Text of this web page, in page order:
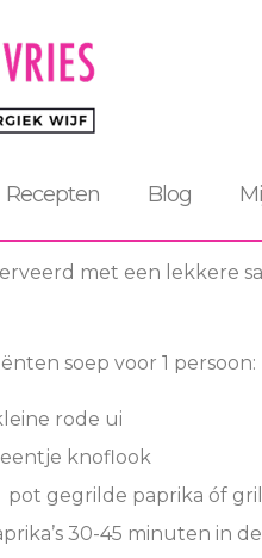
Recepten Blog
met een lekkere
soep voor 1 persoon:
rode ui
knoflook
gegrilde paprika óf
30-45 minuten in